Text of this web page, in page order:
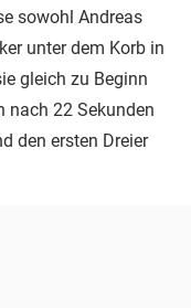
sowohl Andreas
unter dem Korb in
gleich zu Beginn
nach 22 Sekunden
den ersten Dreier